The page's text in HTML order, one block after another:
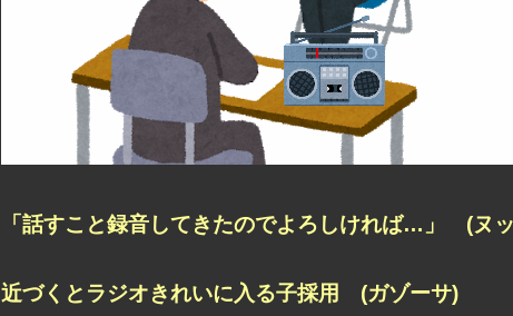
「話すこと録音してきたのでよろしければ…」 (ヌ
近づくとラジオきれいに入る子採用 (ガゾーサ)